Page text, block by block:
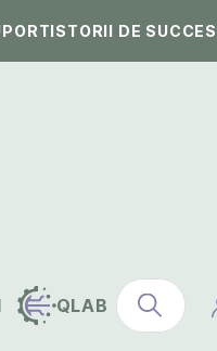
ISTORII DE SUCCES
QLAB